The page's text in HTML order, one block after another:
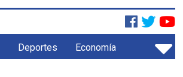
Deportes Economía